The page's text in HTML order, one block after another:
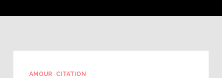
AMOUR CITATION